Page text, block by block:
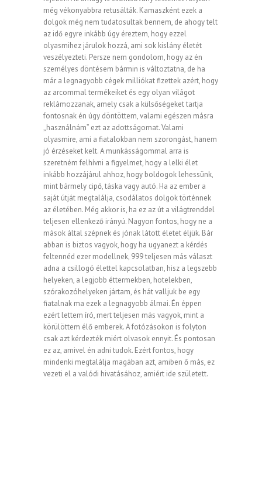
még vékonyabbra retusálták. Kamaszként ezek a
dolgok még nem tudatosultak bennem, de ahogy telt
az idő egyre inkább úgy éreztem, hogy ezzel
olyasmihez járulok hozzá, ami sok kislány életét
veszélyezteti. Persze nem gondolom, hogy az én
személyes döntésem bármin is változtatna, de ha
már a legnagyobb cégek milliókat fizettek azért, hogy
az arcommal termékeiket és egy olyan világot
reklámozzanak, amely csak a külsőségeket tartja
fontosnak én úgy döntöttem, valami egészen másra
„használnám” ezt az adottságomat. Valami
olyasmire, ami a fiatalokban nem szorongást, hanem
jó érzéseket kelt. A munkásságommal arra is
szeretném felhívni a figyelmet, hogy a lelki élet
inkább hozzájárul ahhoz, hogy boldogok lehessünk,
mint bármely cipő, táska vagy autó. Ha az ember a
saját útját megtalálja, csodálatos dolgok történnek
az életében. Még akkor is, ha ez az út a világtrenddel
teljesen ellenkező irányú. Nagyon fontos, hogy ne a
mások által szépnek és jónak látott életet éljük. Bár
abban is biztos vagyok, hogy ha ugyanezt a kérdés
feltennéd ezer modellnek, 999 teljesen más választ
adna a csillogó élettel kapcsolatban, hisz a legszebb
helyeken, a legjobb éttermekben, hotelekben,
szórakozóhelyeken jártam, és hát valljuk be egy
fiatalnak ma ezek a legnagyobb álmai. Én éppen
ezért lettem író, mert teljesen más vagyok, mint a
körülöttem élő emberek. A fotózásokon is folyton
csak azt kérdezték miért olvasok ennyit. És pontosan
ez az, amivel én adni tudok. Ezért fontos, hogy
mindenki megtalálja magában azt, amiben ő más, ez
vezeti el a valódi hivatásához, amiért ide született.